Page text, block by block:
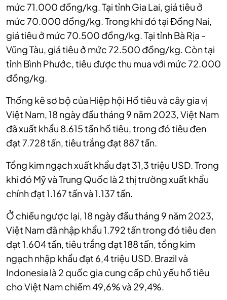
mức 71.000 đồng/kg. Tại tỉnh Gia Lai, giá tiêu ở
mức 70.000 đồng/kg. Trong khi đó tại Đồng Nai,
giá tiêu ở mức 70.500 đồng/kg. Tại tỉnh Bà Rịa -
Vũng Tàu, giá tiêu ở mức 72.500 đồng/kg. Còn tại
tỉnh Bình Phước, tiêu được thu mua với mức 72.000
đồng/kg.
Thống kê sơ bộ của Hiệp hội Hồ tiêu và cây gia vị
Việt Nam, 18 ngày đầu tháng 9 năm 2023, Việt Nam
đã xuất khẩu 8.615 tấn hồ tiêu, trong đó tiêu đen
đạt 7.728 tấn, tiêu trắng đạt 887 tấn.
Tổng kim ngạch xuất khẩu đạt 31,3 triệu USD. Trong
khi đó Mỹ và Trung Quốc là 2 thị trường xuất khẩu
chính đạt 1.167 tấn và 1.137 tấn.
Ở chiều ngược lại, 18 ngày đầu tháng 9 năm 2023,
Việt Nam đã nhập khẩu 1.792 tấn trong đó tiêu đen
đạt 1.604 tấn, tiêu trắng đạt 188 tấn, tổng kim
ngạch nhập khẩu đạt 6,4 triệu USD. Brazil và
Indonesia là 2 quốc gia cung cấp chủ yếu hồ tiêu
cho Việt Nam chiếm 49,6% và 29,4%.